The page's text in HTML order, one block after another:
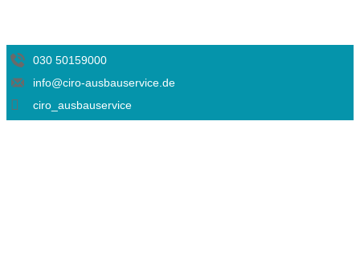
030 50159000
info@ciro-ausbauservice.de
ciro_ausbauservice